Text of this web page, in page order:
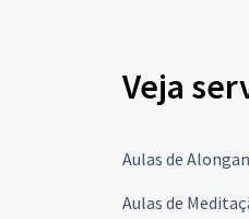
Veja
Aulas de
Aulas de